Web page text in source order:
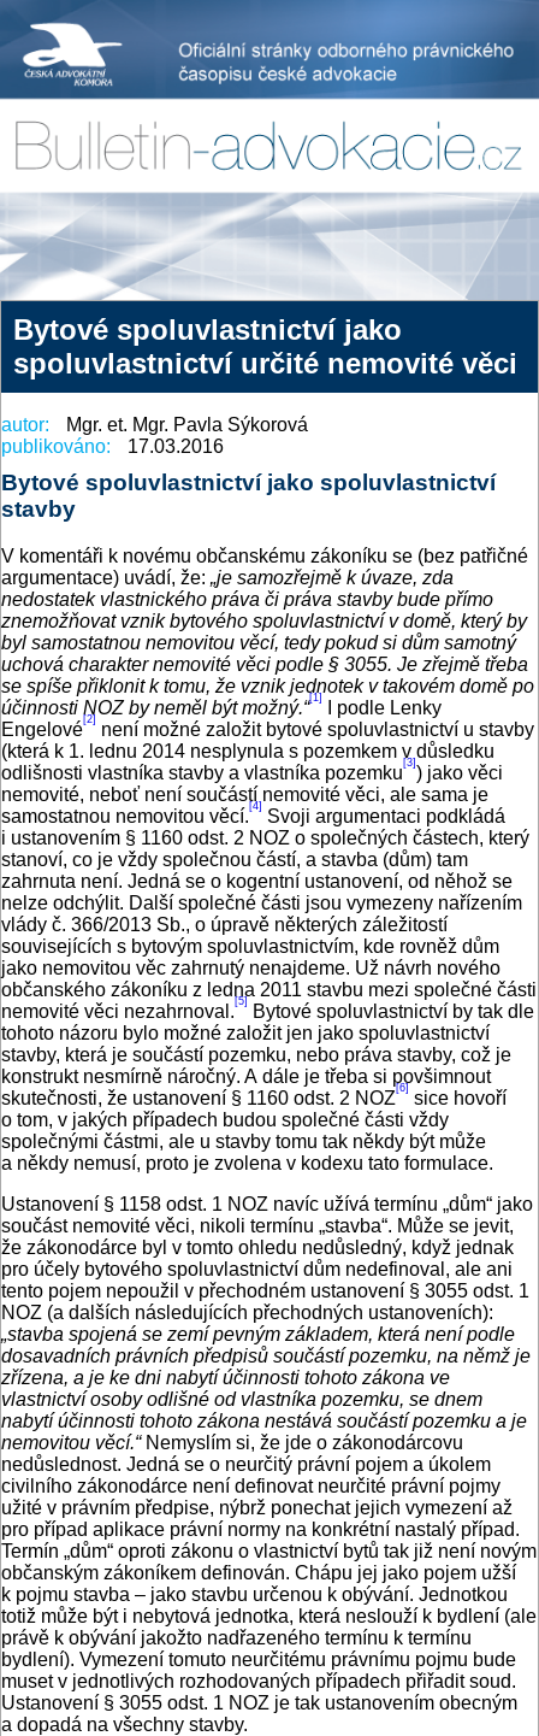
Bytové spoluvlastnictví jako
spoluvlastnictví určité nemovité věci
autor:
Mgr. et. Mgr. Pavla Sýkorová
publikováno:
17.03.2016
Bytové spoluvlastnictví jako spoluvlastnictví
stavby
V komentáři k novému občanskému zákoníku se (bez patřičné
argumentace) uvádí, že: „je samozřejmě k úvaze, zda
nedostatek vlastnického práva či práva stavby bude přímo
znemožňovat vznik bytového spoluvlastnictví v domě, který by
byl samostatnou nemovitou věcí, tedy pokud si dům samotný
uchová charakter nemovité věci podle § 3055. Je zřejmě třeba
se spíše přiklonit k tomu, že vznik jednotek v takovém domě po
účinnosti NOZ by neměl být možný.“[1]
I podle Lenky
Engelové[2]
není možné založit bytové spoluvlastnictví u stavby
(která k 1. lednu 2014 nesplynula s pozemkem v důsledku
odlišnosti vlastníka stavby a vlastníka pozemku [3] ) jako věci
nemovité, neboť není součástí nemovité věci, ale sama je
samostatnou nemovitou věcí. [4]
Svoji argumentaci podkládá
i ustanovením § 1160 odst. 2 NOZ o společných částech, který
stanoví, co je vždy společnou částí, a stavba (dům) tam
zahrnuta není. Jedná se o kogentní ustanovení, od něhož se
nelze odchýlit. Další společné části jsou vymezeny nařízením
vlády č. 366/2013 Sb., o úpravě některých záležitostí
souvisejících s bytovým spoluvlastnictvím, kde rovněž dům
jako nemovitou věc zahrnutý nenajdeme. Už návrh nového
občanského zákoníku z ledna 2011 stavbu mezi společné části
nemovité věci nezahrnoval. [5]
Bytové spoluvlastnictví by tak dle
tohoto názoru bylo možné založit jen jako spoluvlastnictví
stavby, která je součástí pozemku, nebo práva stavby, což je
konstrukt nesmírně náročný. A dále je třeba si povšimnout
skutečnosti, že ustanovení § 1160 odst. 2 NOZ [6] sice hovoří
o tom, v jakých případech budou společné části vždy
společnými částmi, ale u stavby tomu tak někdy být může
a někdy nemusí, proto je zvolena v kodexu tato formulace.
Ustanovení § 1158 odst. 1 NOZ navíc užívá termínu „dům“ jako
součást nemovité věci, nikoli termínu „stavba“. Může se jevit,
že zákonodárce byl v tomto ohledu nedůsledný, když jednak
pro účely bytového spoluvlastnictví dům nedefinoval, ale ani
tento pojem nepoužil v přechodném ustanovení § 3055 odst. 1
NOZ (a dalších následujících přechodných ustanoveních):
„stavba spojená se zemí pevným základem, která není podle
dosavadních právních předpisů součástí pozemku, na němž je
zřízena, a je ke dni nabytí účinnosti tohoto zákona ve
vlastnictví osoby odlišné od vlastníka pozemku, se dnem
nabytí účinnosti tohoto zákona nestává součástí pozemku a je
nemovitou věcí.“Nemyslím si, že jde o zákonodárcovu
nedůslednost. Jedná se o neurčitý právní pojem a úkolem
civilního zákonodárce není definovat neurčité právní pojmy
užité v právním předpise, nýbrž ponechat jejich vymezení až
pro případ aplikace právní normy na konkrétní nastalý případ.
Termín „dům“ oproti zákonu o vlastnictví bytů tak již není novým
občanským zákoníkem definován. Chápu jej jako pojem užší
k pojmu stavba – jako stavbu určenou k obývání. Jednotkou
totiž může být i nebytová jednotka, která neslouží k bydlení (ale
právě k obývání jakožto nadřazeného termínu k termínu
bydlení). Vymezení tomuto neurčitému právnímu pojmu bude
muset v jednotlivých rozhodovaných případech přiřadit soud.
Ustanovení § 3055 odst. 1 NOZ je tak ustanovením obecným
a dopadá na všechny stavby.